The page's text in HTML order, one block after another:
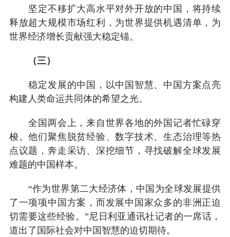
坚定不移扩大高水平对外开放的中国，将持续
释放超大规模市场红利，为世界提供机遇清单，为
世界经济增长贡献强大稳定锚。
（三）
稳定发展的中国，以中国智慧、中国方案点亮
构建人类命运共同体的希望之光。
全国两会上，来自世界各地的外国记者忙碌穿
梭。他们聚焦脱贫经验、数字技术、生态治理等热
点议题，奔走采访、深挖细节，寻找破解全球发展
难题的中国样本。
“作为世界第二大经济体，中国为全球发展提供
了一项项中国方案，而发展中国家众多的非洲正迫
切需要这些经验。”尼日利亚通讯社记者的一席话，
道出了国际社会对中国智慧的迫切期待。